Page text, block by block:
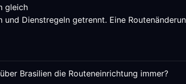
gleich
und Dienstregeln getrennt. Eine
Brasilien die Routeneinrichtung immer?